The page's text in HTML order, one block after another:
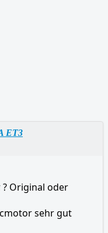
ET3
Original oder
sehr gut